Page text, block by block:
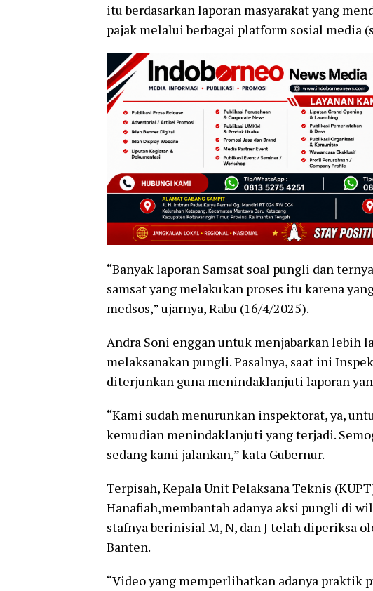
itu berdasarkan laporan masyarakat yang
pajak melalui berbagai platform sosial media
“Banyak laporan Samsat soal pungli dan
samsat yang melakukan proses itu karena
medsos,” ujarnya, Rabu (16/4/2025).
Andra Soni enggan untuk menjabarkan lebih
melaksanakan pungli. Pasalnya, saat ini
diterjunkan guna menindaklanjuti laporan
“Kami sudah menurunkan inspektorat, ya,
kemudian menindaklanjuti yang terjadi.
sedang kami jalankan,” kata Gubernur.
Terpisah, Kepala Unit Pelaksana Teknis
Hanafiah,membantah adanya aksi pungli di
stafnya berinisial M, N, dan J telah diperiksa
Banten.
“Video yang memperlihatkan adanya praktik